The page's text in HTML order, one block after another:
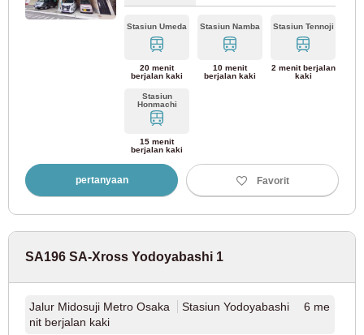
Stasiun Umeda
20 menit
berjalan kaki
Stasiun Namba
10 menit
berjalan kaki
Stasiun Tennoji
2 menit berjalan
kaki
Stasiun
Honmachi
15 menit
berjalan kaki
pertanyaan Favorit
SA196 SA-Xross Yodoyabashi 1
Jalur Midosuji Metro Osaka
Stasiun Yodoyabashi 6 me
nit berjalan kaki
Biro Transportasi Metropolitan Tokyo
(119)
Jalur Toei Shinjuku (22)
Jalur Toei Asakusa (27)
Jalur Toden Arakawa (21)
Perusahaan Tokyu